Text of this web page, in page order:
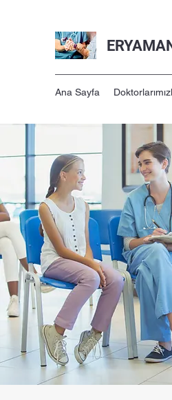
Ana Sayfa